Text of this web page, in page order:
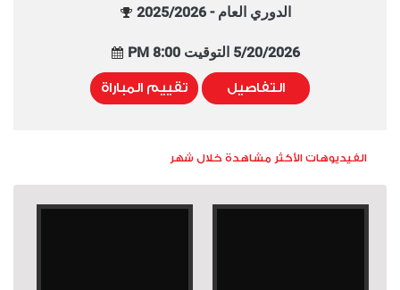
الدوري العام - 2025/2026
5/20/2026 التوقيت 8:00 PM
التفاصيل تقييم المباراة
الفيديوهات الأكثر مشاهدة خلال شهر